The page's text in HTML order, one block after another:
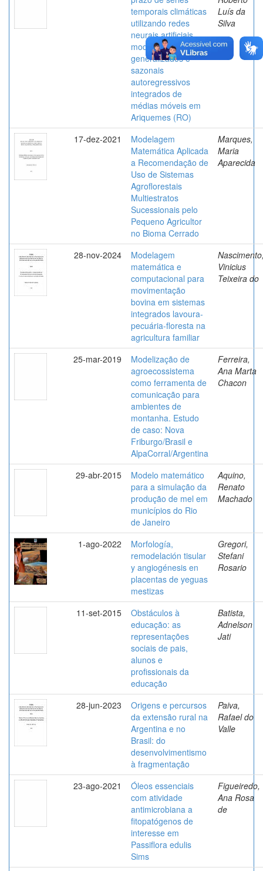
temporais climáticas
utilizando redes
neurais artificiais,
modelos aditivos
generalizados e
sazonais
autoregressivos
integrados de
médias móveis em
Ariquemes (RO)
Luís da
Silva
17-dez-2021
Modelagem
Matemática Aplicada
a Recomendação de
Uso de Sistemas
Agroflorestais
Multiestratos
Sucessionais pelo
Pequeno Agricultor
no Bioma Cerrado
Marques,
Maria
Aparecida
28-nov-2024
Modelagem
matemática e
computacional para
movimentação
bovina em sistemas
integrados lavoura-
pecuária-floresta na
agricultura familiar
Vinicius
Teixeira do
25-mar-2019
Modelização de
agroecossistema
como ferramenta de
comunicação para
ambientes de
montanha. Estudo
de caso: Nova
Friburgo/Brasil e
AlpaCorral/Argentina
Ferreira,
Ana Marta
Chacon
29-abr-2015
Modelo matemático
para a simulação da
produção de mel em
municípios do Rio
de Janeiro
Aquino,
Renato
Machado
1-ago-2022
Morfología,
remodelación tisular
y angiogénesis en
placentas de yeguas
mestizas
Gregori,
Stefani
Rosario
11-set-2015
Obstáculos à
educação: as
representações
sociais de pais,
alunos e
profissionais da
educação
Batista,
Adnelson
Jati
28-jun-2023
Origens e percursos
da extensão rural na
Argentina e no
Brasil: do
desenvolvimentismo
à fragmentação
Paiva,
Rafael do
Valle
23-ago-2021
Óleos essenciais
com atividade
antimicrobiana a
fitopatógenos de
interesse em
Passiflora edulis
Sims
Figueiredo,
Ana Rosa
de